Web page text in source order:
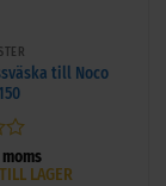
till Noco
LAGER